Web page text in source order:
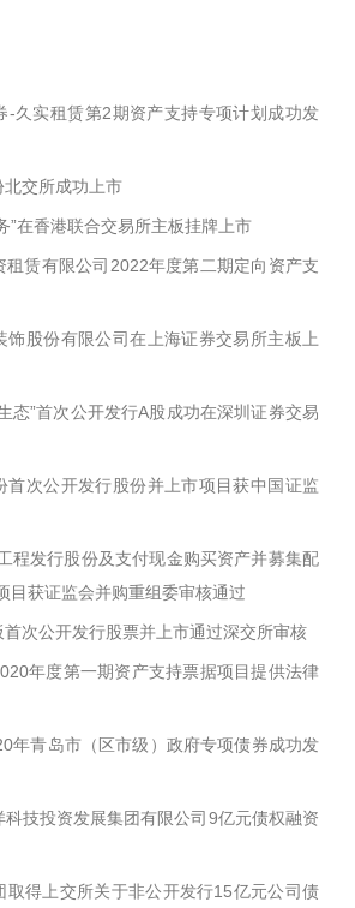
-久实租赁第2期资产支持专项计划成功发
交所成功上市
”在香港联合交易所主板挂牌上市
租赁有限公司2022年度第二期定向资产支
饰股份有限公司在上海证券交易所主板上
态”首次公开发行A股成功在深圳证券交易
首次公开发行股份并上市项目获中国证监
程发行股份及支付现金购买资产并募集配
目获证监会并购重组委审核通过
次公开发行股票并上市通过深交所审核
年度第一期资产支持票据项目提供法律
年青岛市（区市级）政府专项债券成功发
技投资发展集团有限公司9亿元债权融资
取得上交所关于非公开发行15亿元公司债